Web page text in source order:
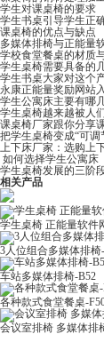
学生对课桌椅的要求
学生书桌引导学生正
课桌椅的优点与缺点
多媒体排椅与正能量
学校食堂餐桌的材质
学生桌椅需要具备的
学生书桌大家对这个
永康正能量奖励网站
学生公寓床主要有哪几
学生桌椅越来越被人
课桌椅厂家跟你分享
把学生桌椅变成“可调
上下床厂家：选购
​ 如何选择学生公寓床
学生桌椅发展的三阶
相关产品
学生桌椅 正能量软件
3人位组合多媒体排椅
车站多媒体排椅-B52
各种款式食堂餐桌-
会议室排椅 多媒体排